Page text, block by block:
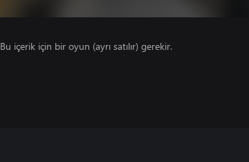
Bu içerik için bir oyun (ayrı satılır) gerekir.